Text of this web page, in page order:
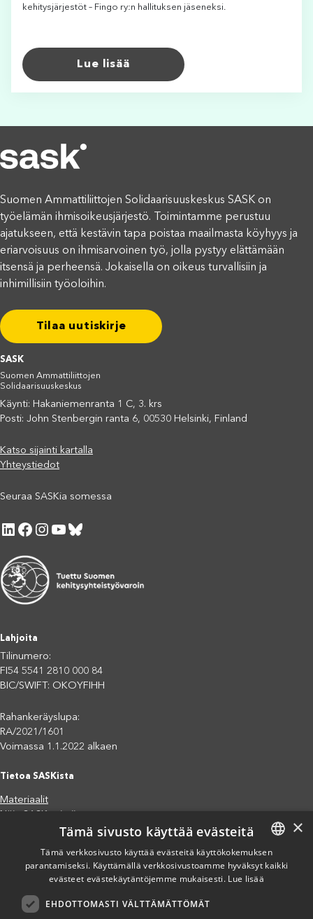
kehitysjärjestöt – Fingo ry:n hallituksen jäseneksi.
Lue lisää
Suomen Ammattiliittojen Solidaarisuuskeskus SASK on
työelämän ihmisoikeusjärjestö. Toimintamme perustuu
ajatukseen, että kestävin tapa poistaa maailmasta köyhyys ja
eriarvoisuus on ihmisarvoinen työ, jolla pystyy elättämään
itsensä ja perheensä. Jokaisella on oikeus turvallisiin ja
inhimillisiin työoloihin.
Tilaa uutiskirje
SASK
Suomen Ammattiliittojen
Solidaarisuuskeskus
Käynti: Hakaniemenranta 1 C, 3. krs
Posti: John Stenbergin ranta 6, 00530 Helsinki, Finland
Katso sijainti kartalla
Yhteystiedot
Seuraa SASKia somessa
LinkedIn Facebook Instagram YouTube Bluesky
Lahjoita
Tilinumero:
FI54 5541 2810 000 84
BIC/SWIFT: OKOYFIHH
Rahankeräyslupa:
RA/2021/1601
Voimassa 1.1.2022 alkaen
Tietoa SASKista
Materiaalit
Näin SASK toimii
Jäsenjärjestöt
Saavutettavuusseloste
Tietosuojaseloste
Eettiset periaatteet (pdf)
Lahjoita
FINNISH
×
Tämä sivusto käyttää evästeitä
Tämä verkkosivusto käyttää evästeitä käyttökokemuksen
parantamiseksi. Käyttämällä verkkosivustoamme hyväksyt kaikki
evästeet evästekäytäntöjemme mukaisesti. Lue lisää
EHDOTTOMASTI VÄLTTÄMÄTTÖMÄT